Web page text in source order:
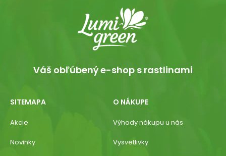
Váš obľúbený e-shop s rastlinami
SITEMAPA
Akcie
Novinky
O NÁKUPE
Výhody nákupu u nás
Vysvetlivky